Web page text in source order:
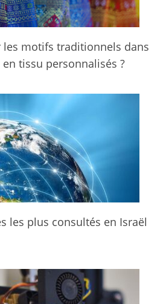
les motifs traditionnels dans
tissu personnalisés ?
les plus consultés en Israël